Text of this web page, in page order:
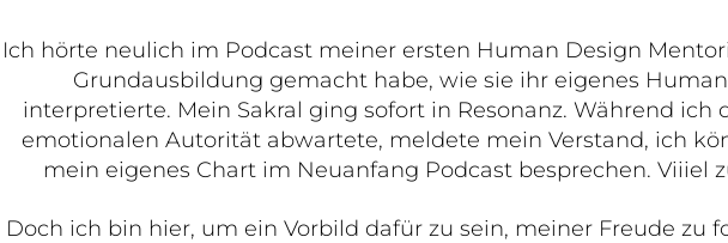
Ich hörte neulich im Podcast meiner ersten Human Design
Grundausbildung gemacht habe, wie sie ihr eigenes
interpretierte. Mein Sakral ging sofort in Resonanz. Während ich
emotionalen Autorität abwartete, meldete mein Verstand, ich
mein eigenes Chart im Neuanfang Podcast besprechen. Viiiel
Doch ich bin hier, um ein Vorbild dafür zu sein, meiner Freude zu